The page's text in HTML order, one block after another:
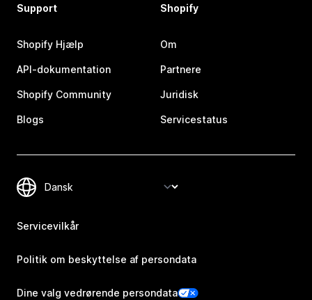
Support
Shopify Hjælp
API-dokumentation
Shopify Community
Blogs
Shopify
Om
Partnere
Juridisk
Servicestatus
Servicevilkår
Politik om beskyttelse af persondata
Dine valg vedrørende persondata